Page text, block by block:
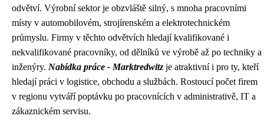
odvětví. Výrobní sektor je obzvláště silný, s mnoha pracovními
místy v automobilovém, strojírenském a elektrotechnickém
průmyslu. Firmy v těchto odvětvích hledají kvalifikované i
nekvalifikované pracovníky, od dělníků ve výrobě až po techniky a
inženýry. Nabídka práce - Marktredwitz je atraktivní i pro ty, kteří
hledají práci v logistice, obchodu a službách. Rostoucí počet firem
v regionu vytváří poptávku po pracovnících v administrativě, IT a
zákaznickém servisu.